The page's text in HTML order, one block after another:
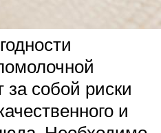
за собой риски
и